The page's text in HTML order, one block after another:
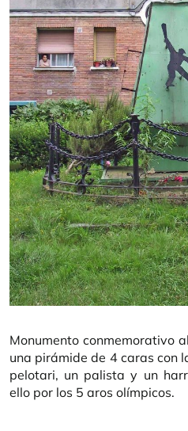
Monumento conmemorativo
una pirámide de 4 caras con
pelotari, un palista y un
ello por los 5 aros olímpicos.